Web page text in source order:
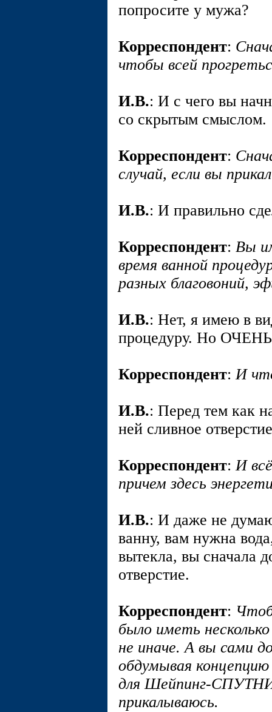
попросите у мужа?
Корреспондент:
чтобы всей
И.В.: И с чего вы
со скрытым смыслом.
Корреспондент:
случай, если вы
И.В.: И правильно
Корреспондент: Вы
время ванной
разных благовоний,
И.В.: Нет, я имею в
процедуру. Но
Корреспондент:И
И.В.: Перед тем как
ней сливное
Корреспондент:И
причем здесь
И.В.: И даже не
ванну, вам нужна
вытекла, вы сначала
отверстие.
Корреспондент:
было иметь
не иначе. А вы сами
обдумывая
для Шейпинг-
прикалываюсь.